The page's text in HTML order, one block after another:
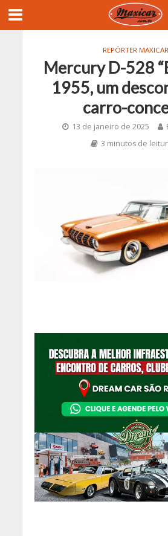
REPÓRTER MAXICAR
Mercury D-528
1955, um
carro-
13 de janeiro de 2025
3 minutos de